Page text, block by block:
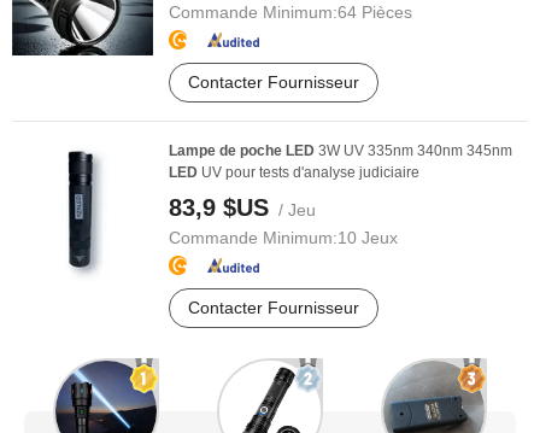
Commande Minimum:64 Pièces
Contacter Fournisseur
Lampe de poche LED 3W UV 335nm 340nm 345nm
LED UV pour tests d'analyse judiciaire
83,9 $US / Jeu
Commande Minimum:10 Jeux
Contacter Fournisseur